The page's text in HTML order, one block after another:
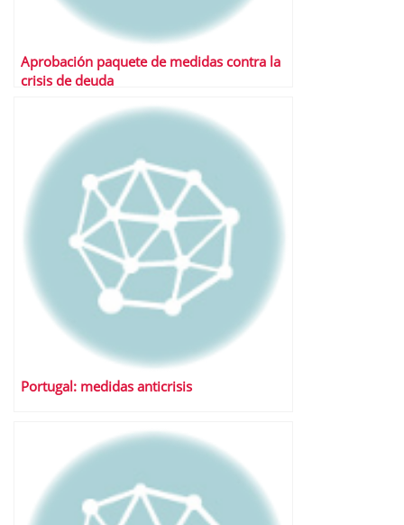
Aprobación paquete de medidas contra la
crisis de deuda
Portugal: medidas anticrisis